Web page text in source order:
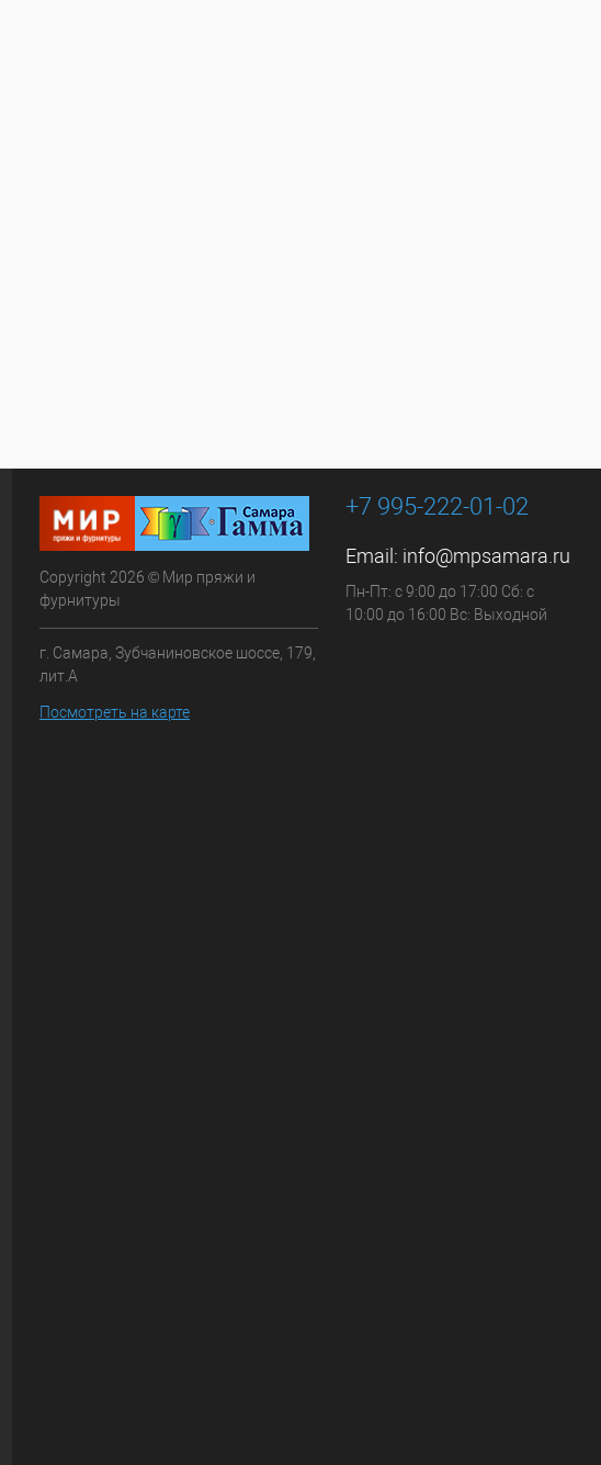
Copyright 2026 © Мир пряжи и
фурнитуры
г. Самара, Зубчаниновское шоссе, 179,
лит.А
Посмотреть на карте
+7 995-222-01-02
Email: info@mpsamara.ru
Пн-Пт: с 9:00 до 17:00 Сб: с
10:00 до 16:00 Вс: Выходной